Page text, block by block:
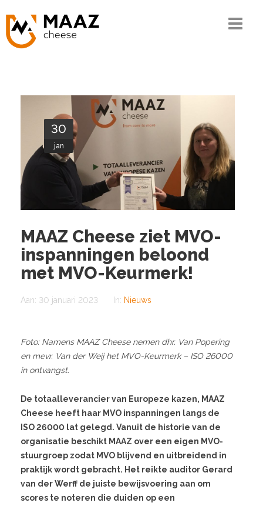
Onze kennis
De keten
Ons assortiment
Bestellen
30
jan
MAAZ Cheese ziet MVO-
inspanningen beloond
met MVO-Keurmerk!
Aan: 30 januari 2023 In: Nieuws
Foto: Namens MAAZ Cheese nemen dhr. Van Popering
en mevr. Van der Weij het MVO-Keurmerk – ISO 26000
in ontvangst.
De totaalleverancier van Europeze kazen, MAAZ
Cheese heeft haar MVO inspanningen langs de
ISO 26000 lat gelegd. Vanuit de historie van de
organisatie beschikt MAAZ over een eigen MVO-
stuurgroep zodat MVO blijvend en uitbreidend in
praktijk wordt gebracht. Het reikte auditor Gerard
van der Werff de juiste bewijsvoering aan om
scores te noteren die duiden op een